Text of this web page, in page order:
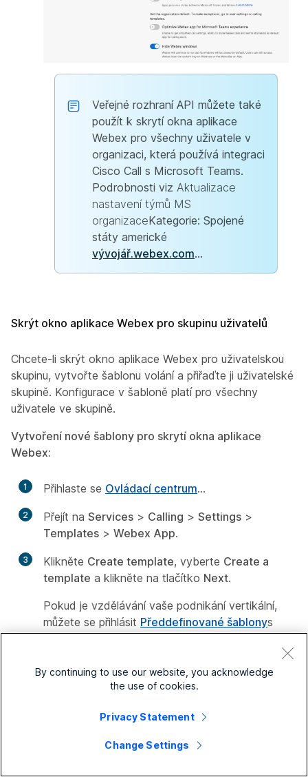
Veřejné rozhraní API můžete také
použít k skrytí okna aplikace
Webex pro všechny uživatele v
organizaci, která používá integraci
Cisco Call s Microsoft Teams.
Podrobnosti viz Aktualizace
nastavení týmů MS
organizaceKategorie: Spojené
státy americké
vývojář.webex.com...
Skrýt okno aplikace Webex pro skupinu uživatelů
Chcete-li skrýt okno aplikace Webex pro uživatelskou
skupinu, vytvořte šablonu volání a přiřaďte ji uživatelské
skupině. Konfigurace v šabloně platí pro všechny
uživatele ve skupině.
Vytvoření nové šablony pro skrytí okna aplikace
Webex:
1 Přihlaste se Ovládací centrum...
2 Přejít na Services > Calling > Settings >
Templates > Webex App.
3 Klikněte Create template, vyberte Create a
template a klikněte na tlačítko Next.
Pokud je vzdělávání vaše podnikání vertikální,
můžete se přihlásit Předdefinované šablonys
vlastním nastavením pro studenty nebo učitele.
General sekce, zadejteTemplate name a
Přejděte na stránku Microsoft Teams
KlikněteCreate template and next.
By continuing to use our website, you acknowledge
the use of cookies.
Privacy Statement
Change Settings